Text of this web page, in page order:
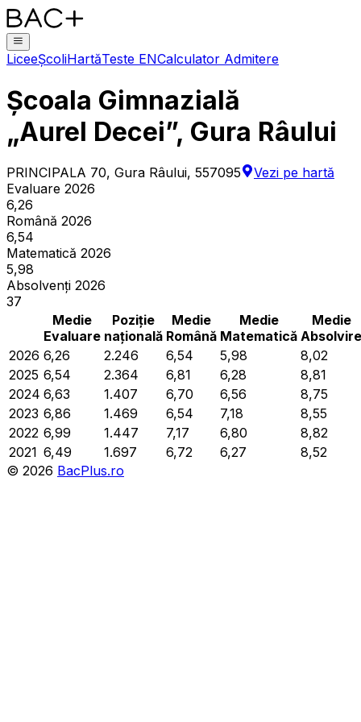
LiceeȘcoliHartăTeste ENCalculator Admitere
Școala Gimnazială
„Aurel Decei”, Gura Râului
PRINCIPALA 70, Gura Râului, 557095
Vezi pe hartă
Evaluare 2026
6,26
Română 2026
6,54
Matematică 2026
5,98
Absolvenți 2026
37
Medie
Evaluare
Poziție
națională
Medie
Română
Medie
Matematică
Medie
Absolvire
2026 6,26 2.246 6,54 5,98
8,02
2025 6,54 2.364 6,81 6,28
8,81
2024 6,63 1.407 6,70 6,56
8,75
2023 6,86 1.469 6,54 7,18
8,55
2022 6,99 1.447 7,17 6,80
8,82
2021 6,49 1.697 6,72 6,27
8,52
© 2026 BacPlus.ro